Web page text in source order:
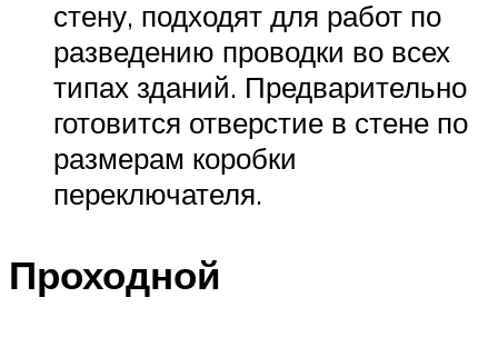
стену, подходят для работ по
разведению проводки во всех
типах зданий. Предварительно
готовится отверстие в стене по
размерам коробки
переключателя.
Проходной